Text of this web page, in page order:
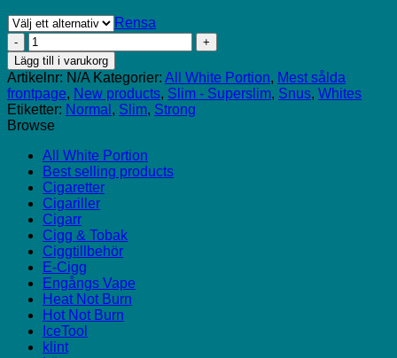
Rensa
CUBA
Ninja
Energy
Slim
Strong
All
White
Snus
mängd
Lägg till i varukorg
Artikelnr: N/A Kategorier: All White Portion, Mest sålda
frontpage, New products, Slim - Superslim, Snus, Whites
Etiketter: Normal , Slim, Strong
Browse
All White Portion
Best selling products
Cigaretter
Cigariller
Cigarr
Cigg & Tobak
Ciggtillbehör
E-Cigg
Engångs Vape
Heat Not Burn
Hot Not Burn
IceTool
klint